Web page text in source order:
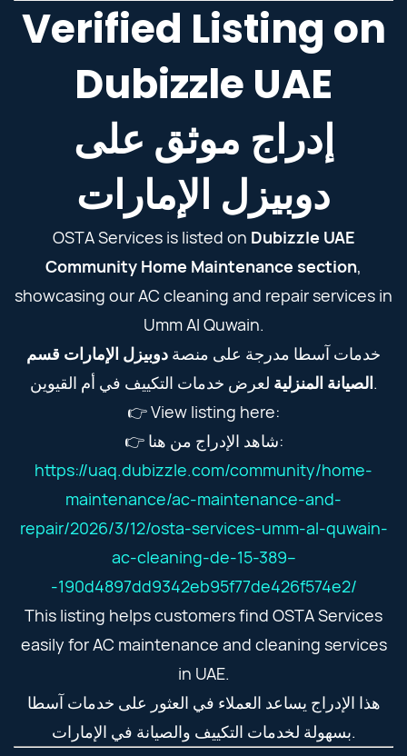
Verified Listing on
Dubizzle UAE
إدراج موثق على
دوبيزل الإمارات
OSTA Services is listed on Dubizzle UAE
Community Home Maintenance section,
showcasing our AC cleaning and repair services in
Umm Al Quwain.
خدمات آسطا مدرجة على منصة دوبيزل الإمارات قسم
الصيانة المنزليةلعرض خدمات التكييف في أم القيوين.
👉 View listing here:
👉 شاهد الإدراج من هنا:
https://uaq.dubizzle.com/community/home-
maintenance/ac-maintenance-and-
repair/2026/3/12/osta-services-umm-al-quwain-
ac-cleaning-de-15-389--
-190d4897dd9342eb95f77de426f574e2/
This listing helps customers find OSTA Services
easily for AC maintenance and cleaning services
in UAE.
هذا الإدراج يساعد العملاء في العثور على خدمات آسطا
بسهولة لخدمات التكييف والصيانة في الإمارات.